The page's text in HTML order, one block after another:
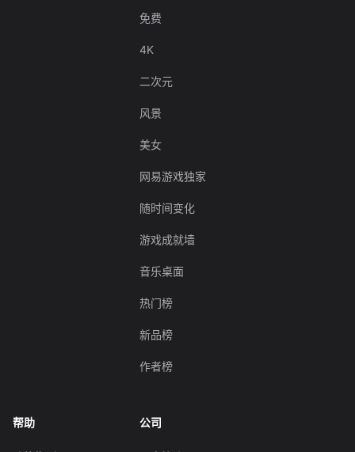
免费
4K
二次元
风景
美女
网易游戏独家
随时间变化
游戏成就墙
音乐桌面
热门榜
新品榜
作者榜
帮助 公司